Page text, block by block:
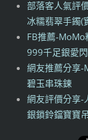
部落客人氣評
冰糯翡翠手鐲(
FB推薦-MoMo
999千足銀愛
網友推薦分享-
碧玉串珠鍊
網友評價分享-
銀鎖鈴鐺寶寶